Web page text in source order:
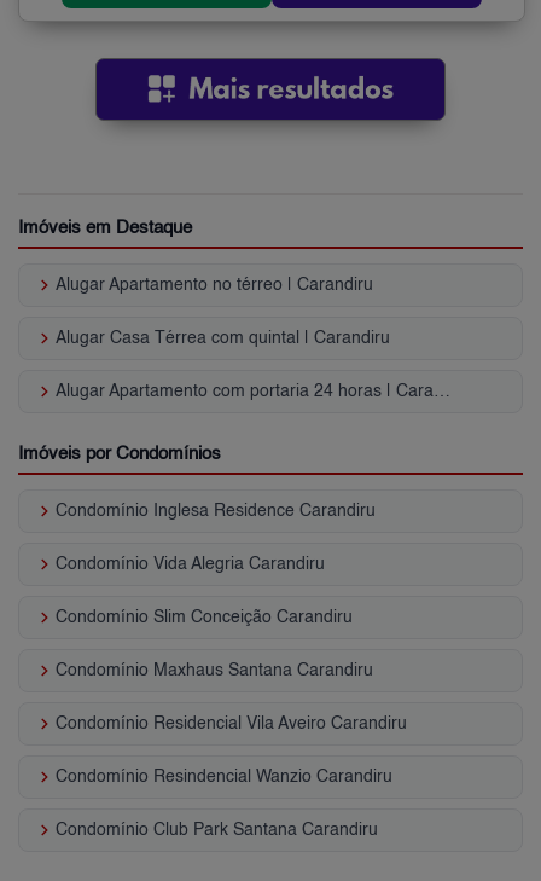
Imóveis em Destaque
keyboard_arrow_right Alugar Apartamento no térreo | Carandiru
keyboard_arrow_right Alugar Casa Térrea com quintal | Carandiru
keyboard_arrow_right Alugar Apartamento com portaria 24 horas | Carandiru
Imóveis por Condomínios
keyboard_arrow_right Condomínio Inglesa Residence Carandiru
keyboard_arrow_right Condomínio Vida Alegria Carandiru
keyboard_arrow_right Condomínio Slim Conceição Carandiru
keyboard_arrow_right Condomínio Maxhaus Santana Carandiru
keyboard_arrow_right Condomínio Residencial Vila Aveiro Carandiru
keyboard_arrow_right Condomínio Resindencial Wanzio Carandiru
keyboard_arrow_right Condomínio Club Park Santana Carandiru